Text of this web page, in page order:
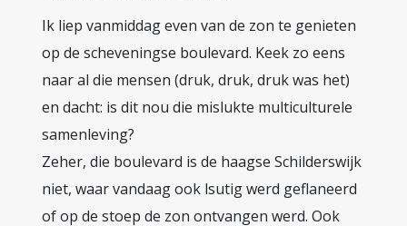
Ik liep vanmiddag even van de zon te genieten
op de scheveningse boulevard. Keek zo eens
naar al die mensen (druk, druk, druk was het)
en dacht: is dit nou die mislukte multiculturele
samenleving?
Zeher, die boulevard is de haagse Schilderswijk
niet, waar vandaag ook lsutig werd geflaneerd
of op de stoep de zon ontvangen werd. Ook